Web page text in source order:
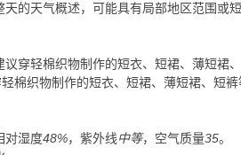
的天气概述，可能具有局部地区范围或短
议穿轻棉织物制作的短衣、短裙、薄短裙
棉织物制作的短衣、短裙、薄短裙、短裤
对湿度48%，紫外线中等，空气质量35。